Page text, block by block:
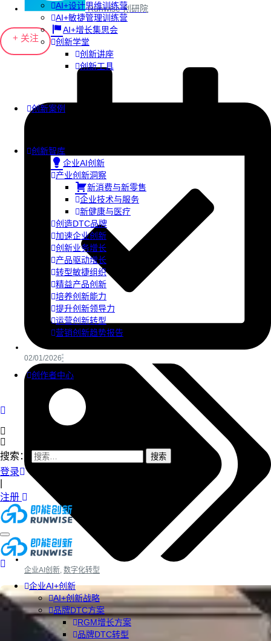
AI+设计思维训练营
AI+敏捷管理训练营
AI+增长集思会
创新学堂
创新讲座
创新工具
创新案例
创新智库
企业AI创新
产业创新洞察
新消费与新零售
企业技术与服务
新健康与医疗
创造DTC品牌
加速企业创新
创新业务增长
产品驱动增长
转型敏捷组织
精益产品创新
培养创新能力
提升创新领导力
运营创新转型
营销创新趋势报告
创作者中心
搜索：
登录
注册
企业AI+创新
AI+创新战略
品牌DTC方案
RGM增长方案
品牌DTC转型
Runwise 创研院
+ 关注
02/01/2026
企业AI创新 数字化转型